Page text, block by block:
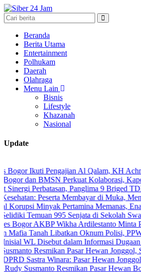
Beranda
Berita Utama
Entertainment
Polhukam
Daerah
Olahraga
Menu Lain
Bisnis
Lifestyle
Khazanah
Nasional
Update
Pengajian Al Qalam, KH Achmad
BMSN Perkuat Kolaborasi, Kapolres
Panglima 9 Briged TDM
Peserta Membayar di Muka, Mengapa
Minyak Pertamina Memanas, Enam
995 Senjata di Sekolah Swasta
AKBP Wikha Ardilestanto Minta PT PMC
Libatkan Oknum Polisi, PPWI Desak
Disebut dalam Informasi Dugaan
Resmikan Pasar Hewan Jonggol, Siapkan
Winara: Pasar Hewan Jonggol
Resmikan Pasar Hewan Bogor,